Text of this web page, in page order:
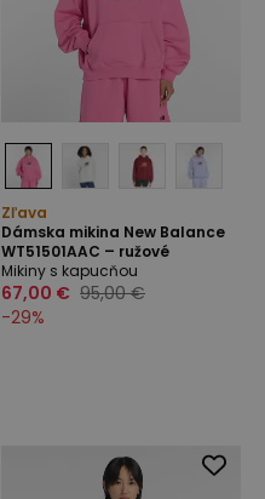
Zľava
Dámska mikina New Balance
WT51501AAC – ružové
Mikiny s kapucňou
67,00 € 95,00 €
-29%